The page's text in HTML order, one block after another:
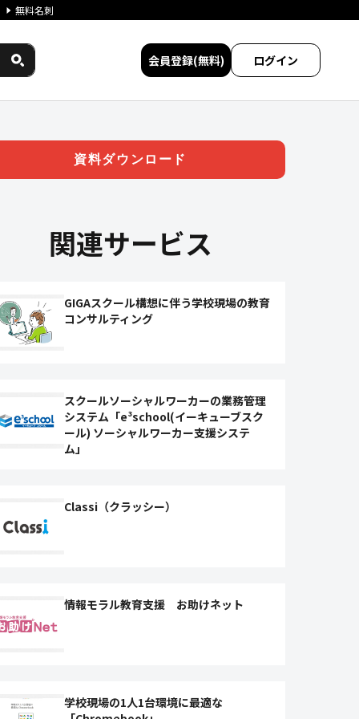
無料名刺
会員登録(無料) ログイン
資料ダウンロード
関連サービス
GIGAスクール構想に伴う学校現場の教育
コンサルティング
スクールソーシャルワーカーの業務管理
システム「e³school(イーキューブスク
ール) ソーシャルワーカー支援システ
ム」
Classi（クラッシー）
情報モラル教育支援 お助けネット
学校現場の1人1台環境に最適な